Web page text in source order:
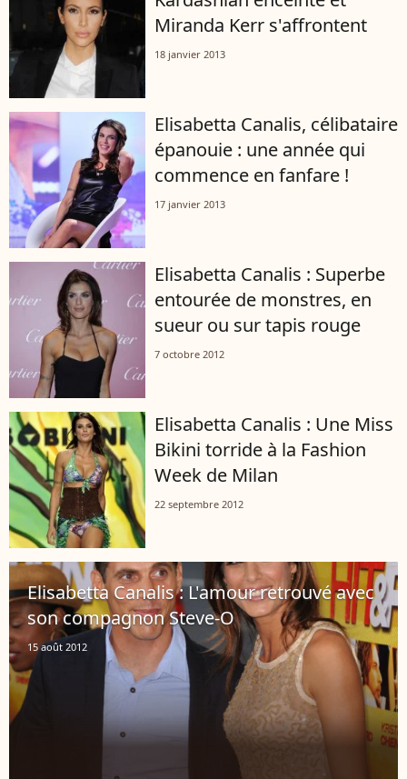
Miranda Kerr s'affrontent
18 janvier 2013
Elisabetta Canalis, célibataire
épanouie : une année qui
commence en fanfare !
17 janvier 2013
Elisabetta Canalis : Superbe
entourée de monstres, en
sueur ou sur tapis rouge
7 octobre 2012
Elisabetta Canalis : Une Miss
Bikini torride à la Fashion
Week de Milan
22 septembre 2012
Elisabetta Canalis : L'amour retrouvé avec
son compagnon Steve-O
15 août 2012